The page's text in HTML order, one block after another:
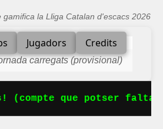
la Lliga Catalan d'escacs 2026
Jugadors Credits
carregats (provisional)
(compte que potser falta